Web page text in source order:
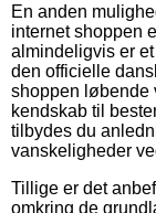
En anden
internet shoppen
almindeligvis er
den officielle
shoppen løbende
kendskab til
tilbydes du
vanskeligheder
Tillige er det
omkring de